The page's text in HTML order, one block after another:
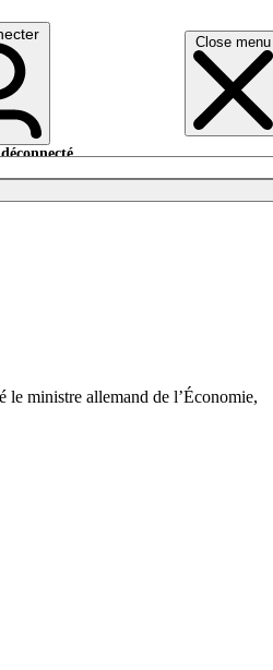
Close menu
le ministre allemand de l’Économie,